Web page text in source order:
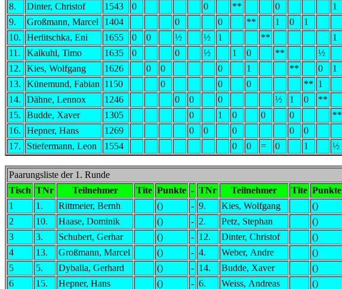
8.
Dinter, Christof 1543 0 0 ** 0 1
9.
Großmann, Marcel 1404 0 0 ** 1 0 1
10.
Herlitschka, Eni 1655 0 0 ½ ½ 1 ** 1
11.
Kalkuhl, Timo 1635 0 0 ½ 1 0 ** ½
12.
Kies, Wolfgang 1626 0 0 0 1 ** 0 1
13.
Künemund, Fabian 1150 0 0 0 ** 1
14.
Dähne, Lennox 1246 0 0 0 ½ 1 0 **
15.
Budde, Xaver 1305 0 1 0 0 0 **
16.
Hepner, Hans 1269 0 0 0 0 0
17.
Stiefermann, Leon 1554 0 0 = 0 1 ½
Paarungsliste der 1. Runde
Tisch TNr Teilnehmer Tite Punkte - TNr Teilnehmer Tite Punkte
1
1. Rittmeier, Bernh () - 9. Kies, Wolfgang ()
2
10. Haase, Dominik () - 2. Petz, Stephan ()
3
3. Schubert, Gerhar () - 12. Dinter, Christof ()
4
13. Großmann, Marcel () - 4. Weber, Andre ()
5
5. Dyballa, Gerhard () - 14. Budde, Xaver ()
6
15. Hepner, Hans () - 6. Weiss, Andreas ()